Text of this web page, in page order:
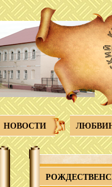
НОВОСТИ